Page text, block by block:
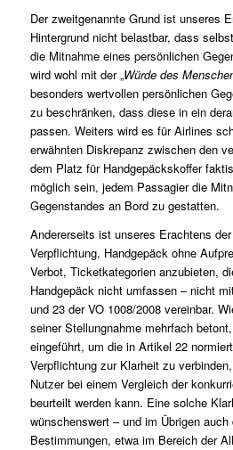
Der zweitgenannte Grund ist unseres
Hintergrund nicht belastbar, dass
die Mitnahme eines persönlichen
wird wohl mit der „Würde des
besonders wertvollen persönlichen
zu beschränken, dass diese in ein
passen. Weiters wird es für Airlines
erwähnten Diskrepanz zwischen den
dem Platz für Handgepäckskoffer
möglich sein, jedem Passagier die
Gegenstandes an Bord zu gestatten.
Andererseits ist unseres Erachtens
Verpflichtung, Handgepäck ohne
Verbot, Ticketkategorien anzubieten,
Handgepäck nicht umfassen – nicht
und 23 der VO 1008/2008 vereinbar.
seiner Stellungnahme mehrfach
eingeführt, um die in Artikel 22
Verpflichtung zur Klarheit zu
Nutzer bei einem Vergleich der
beurteilt werden kann. Eine solche
wünschenswert – und im Übrigen auch
Bestimmungen, etwa im Bereich der